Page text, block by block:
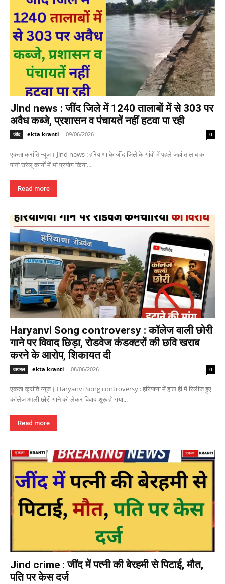
Jind news : जींद जिले में 1240 तालाबों में से 303 पर
अवैध कब्जे, प्रशासन व पंचायतें नहीं हटवा पा रही
जींद ekta kranti - 09/06/2026 0
एकता क्रांति न्यूज। Jind news : हरियाणा के जींद जिले के गांवों में पहले जहां तालाब का
पानी घरेलू कार्यों में भी प्रयोग किया...
Read more
Haryanvi Song controversy : कॉलेज वाली छोरी
गाने पर विवाद छिड़ा, रोडवेज कंडक्टरों की छवि खराब
करने के आरोप, शिकायत दी
वायरल ekta kranti - 08/06/2026 0
एकता क्रांति न्यूज। Haryanvi Song controversy : हरियाणा में हाल ही में रिलीज हुए
कॉलेज आली छोरी गाने को लेकर विवाद शुरू हो गया...
Read more
Jind crime : जींद में पत्नी की बेरहमी से पिटाई, मौत,
पति पर केस दर्ज